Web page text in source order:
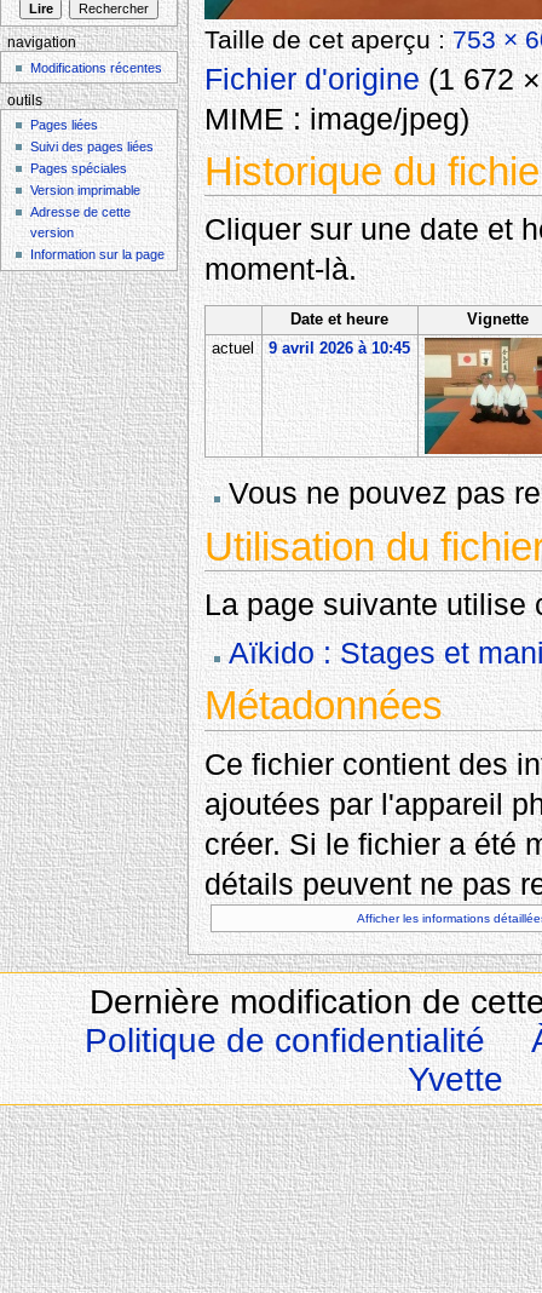
Taille de cet aperçu :753 ×
Fichier d'origine‎(1 672
MIME :image/jpeg)
Historique du
Cliquer sur une date et
moment-là.
Date et heure
Vignette
actuel
9 avril 2026 à 10:45
Vous ne pouvez pas
Utilisation du
La page suivante utilise
Aïkido : Stages et
Métadonnées
Ce fichier contient des
ajoutées par l'appareil
créer. Si le fichier a été
détails peuvent ne pas
Afficher les informations
navigation
Modifications récentes
outils
Pages liées
Suivi des pages liées
Pages spéciales
Version imprimable
Adresse de cette
version
Information sur la page
Dernière modification de
Politique de confidentialité
Yvette